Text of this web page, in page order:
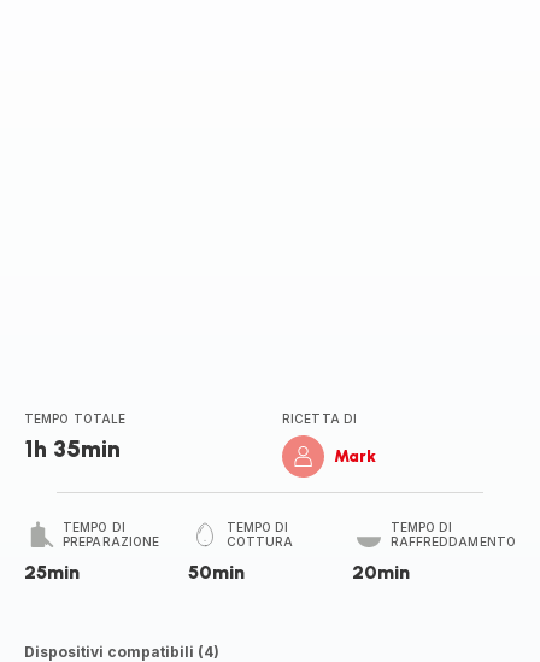
TEMPO TOTALE
1h 35min
RICETTA DI
Mark
TEMPO DI
PREPARAZIONE
25min
TEMPO DI
COTTURA
50min
TEMPO DI
RAFFREDDAMENTO
20min
Dispositivi compatibili (4)